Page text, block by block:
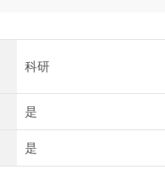
科研
是
是